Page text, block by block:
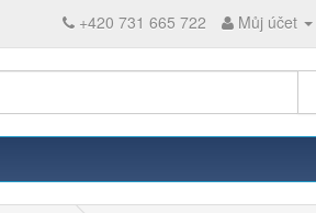
+420 731 665 722 Můj účet